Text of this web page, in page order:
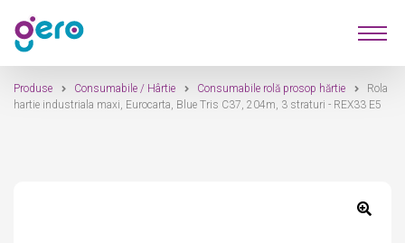
Sari
la
navigare
Sari
la
conținut
Produse
Furnizori
Produse Consumabile / Hârtie Consumabile rolă prosop hărtie
Rola
hartie industriala maxi, Eurocarta, Blue Tris C37, 204m, 3 straturi - REX33 E5